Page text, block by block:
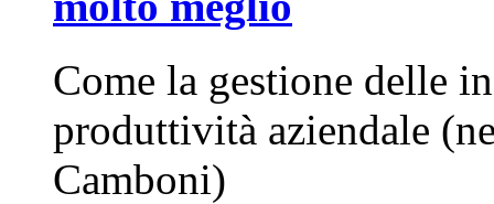
Come la gestione delle
produttività aziendale
Camboni)